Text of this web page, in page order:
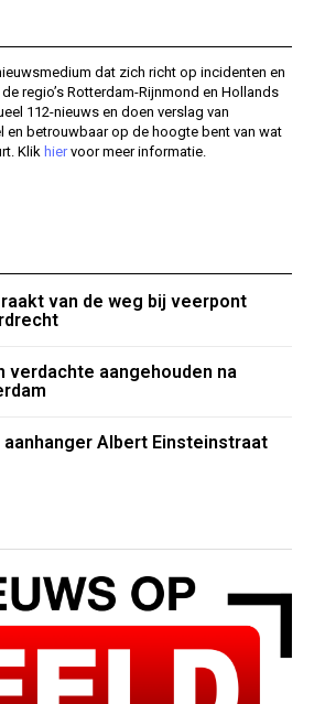
dat zich richt op incidenten en
regio’s Rotterdam-Rijnmond en Hollands
112-nieuws en doen verslag van
en betrouwbaar op de hoogte bent van wat
Klik hiervoor meer informatie.
van de weg bij veerpont
verdachte aangehouden na
Albert Einsteinstraat